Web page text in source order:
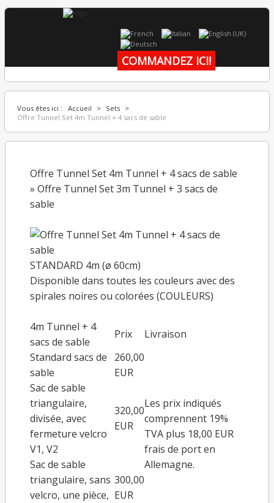
COMMANDEZ ICI!
Vous êtes ici : Accueil > Sets >
Offre Tunnel Set 4m Tunnel + 4 sacs de sable
Offre Tunnel Set 4m Tunnel + 4 sacs de sable
» Offre Tunnel Set 3m Tunnel + 3 sacs de
sable
STANDARD 4m (ø 60cm)
Disponible dans toutes les couleurs avec des
spirales noires ou colorées (COULEURS)
4m Tunnel + 4
sacs de sable
Prix
Livraison
Standard sacs de
sable
260,00
EUR
Les prix indiqués
comprennent 19%
TVA plus 18,00 EUR
frais de port en
Allemagne.
Sac de sable
triangulaire,
divisée, avec
fermeture velcro
V1, V2
320,00
EUR
Sac de sable
triangulaire, sans
velcro, une pièce,
300,00
EUR